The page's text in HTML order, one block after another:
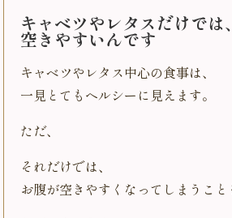
キャベツやレタスだけでは
空きやすいんです
キャベツやレタス中心の食事は、
一見とてもヘルシーに見えます。
ただ、
それだけでは、
お腹が空きやすくなってしまうこと